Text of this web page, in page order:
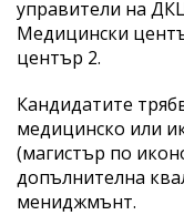
управители на
Медицински
център 2.
Кандидатите
медицинско или
(магистър по
допълнителна
мениджмънт.